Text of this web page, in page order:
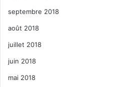
septembre 2018
août 2018
juillet 2018
juin 2018
mai 2018